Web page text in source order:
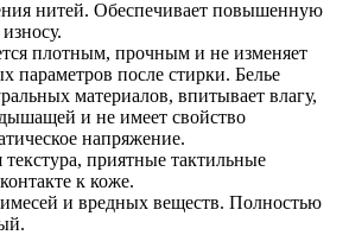
нитей. Обеспечивает повышенную
плотным, прочным и не изменяет
параметров после стирки. Белье
материалов, впитывает влагу,
дышащей и не имеет свойство
напряжение.
текстура, приятные тактильные
к коже.
и вредных веществ. Полностью